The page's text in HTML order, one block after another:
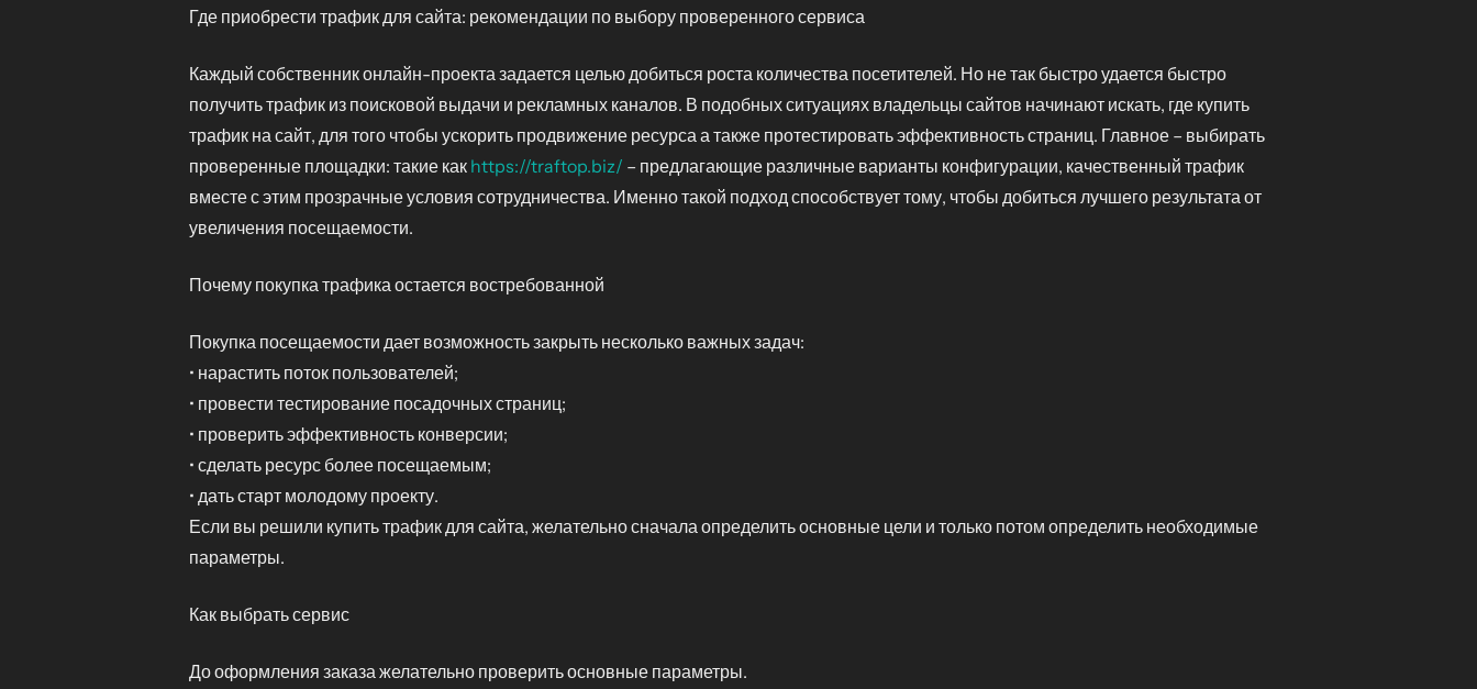
Где приобрести трафик для сайта: рекомендации по выбору проверенного сервиса
Каждый собственник онлайн-проекта задается целью добиться роста количества посетителей. Но не так быстро удается быстро
получить трафик из поисковой выдачи и рекламных каналов. В подобных ситуациях владельцы сайтов начинают искать, где купить
трафик на сайт, для того чтобы ускорить продвижение ресурса а также протестировать эффективность страниц. Главное – выбирать
проверенные площадки: такие как https://traftop.biz/ – предлагающие различные варианты конфигурации, качественный трафик
вместе с этим прозрачные условия сотрудничества. Именно такой подход способствует тому, чтобы добиться лучшего результата от
увеличения посещаемости.
Почему покупка трафика остается востребованной
Покупка посещаемости дает возможность закрыть несколько важных задач:
• нарастить поток пользователей;
• провести тестирование посадочных страниц;
• проверить эффективность конверсии;
• сделать ресурс более посещаемым;
• дать старт молодому проекту.
Если вы решили купить трафик для сайта, желательно сначала определить основные цели и только потом определить необходимые
параметры.
Как выбрать сервис
До оформления заказа желательно проверить основные параметры.